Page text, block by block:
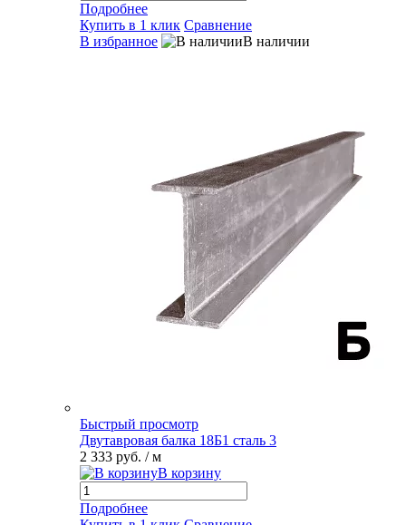
Подробнее
Купить в 1 клик Сравнение
В избранное
В наличии
Быстрый просмотр
Двутавровая балка 18Б1 сталь 3
2 333 руб. / м
В корзину
Подробнее